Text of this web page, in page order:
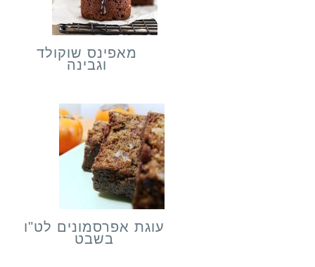
מאפינס שוקולד
וגבינה
עוגת אפרסמונים לט"ו
בשבט